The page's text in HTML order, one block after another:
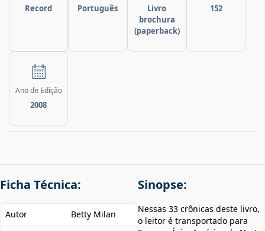
Record Português
Livro
brochura
(paperback)
152
Ano de Edição
2008
Ficha Técnica:
Autor
Betty Milan
Sinopse:
Nessas 33 crônicas deste livro,
o leitor é transportado para